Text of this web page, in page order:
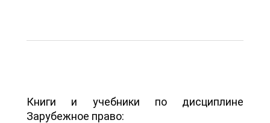
Книги и учебники по дисциплине
Зарубежное право: